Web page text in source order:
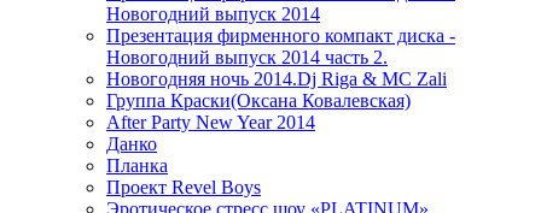
Новогодний выпуск 2014
Презентация фирменного компакт диска -
Новогодний выпуск 2014 часть 2.
Новогодняя ночь 2014.Dj Riga & MC Zali
Группа Краски(Оксана Ковалевская)
After Party New Year 2014
Данко
Планка
Проект Revel Boys
Эротическое стресс шоу «PLATINUM»